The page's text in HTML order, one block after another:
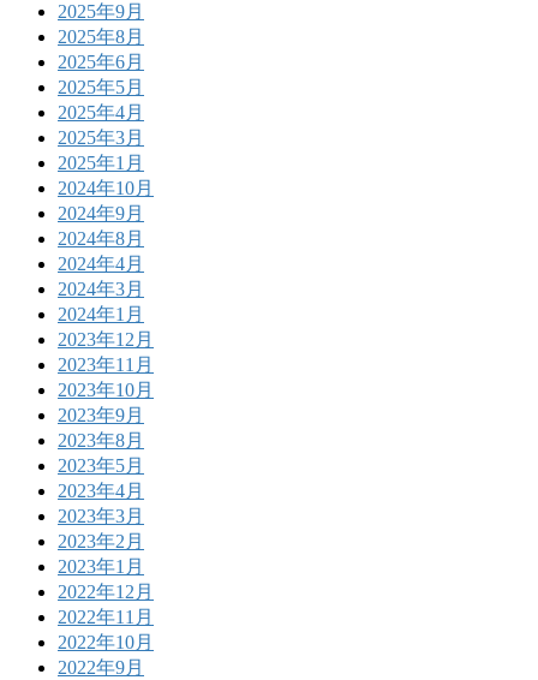
2025年9月
2025年8月
2025年6月
2025年5月
2025年4月
2025年3月
2025年1月
2024年10月
2024年9月
2024年8月
2024年4月
2024年3月
2024年1月
2023年12月
2023年11月
2023年10月
2023年9月
2023年8月
2023年5月
2023年4月
2023年3月
2023年2月
2023年1月
2022年12月
2022年11月
2022年10月
2022年9月